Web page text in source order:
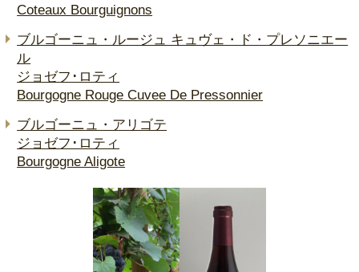
Coteaux Bourguignons
ブルゴーニュ・ルージュ キュヴェ・ド・プレソニエー
ル
ジョゼフ･ロティ
Bourgogne Rouge Cuvee De Pressonnier
ブルゴーニュ・アリゴテ
ジョゼフ･ロティ
Bourgogne Aligote